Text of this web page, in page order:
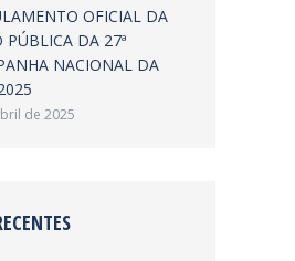
OFICIAL DA
PÚBLICA DA 27ª
NACIONAL DA
de 2025